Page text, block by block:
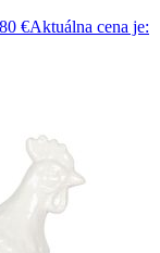
€Aktuálna cena je: